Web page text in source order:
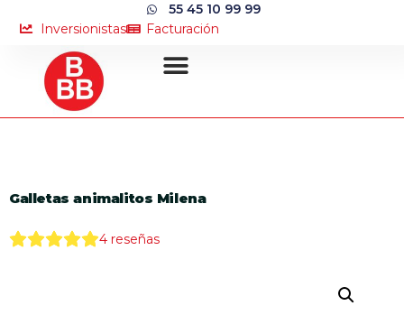
55 45 10 99 99
Inversionistas
Facturación
Galletas animalitos Milena
4 reseñas